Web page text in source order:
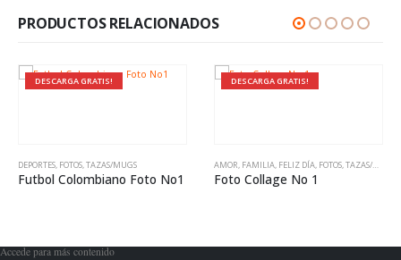
PRODUCTOS RELACIONADOS
DESCARGA GRATIS!
DEPORTES, FOTOS,TAZAS/MUGS
Futbol Colombiano Foto No1
DESCARGA GRATIS!
AMOR, FAMILIA, FELIZ DÍA, FOTOS,TAZAS/MUGS
Foto Collage No 1
Accede para más contenido